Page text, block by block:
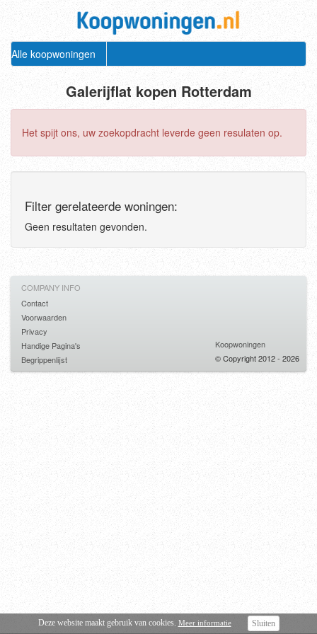
Alle koopwoningen
Galerijflat kopen Rotterdam
Het spijt ons, uw zoekopdracht leverde geen resulaten op.
Filter gerelateerde woningen:
Geen resultaten gevonden.
Deze website maakt gebruik van cookies. Meer informatie Sluiten
COMPANY INFO
Contact
Voorwaarden
Privacy
Handige Pagina's
Begrippenlijst
Koopwoningen
© Copyright 2012 - 2026